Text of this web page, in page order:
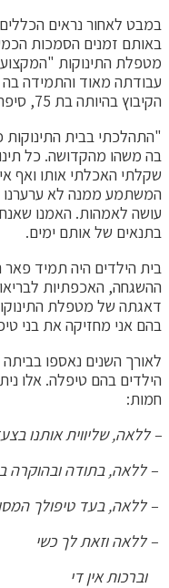
במבט לאחור נראים הכללים
באותם זמנים הסמכות
מטפלת התינוקות
עבודתה מאוד והתמידה בה
הקיבוץ בהיותה בת 75, סיפרה:
"התהלכתי בבית
בה משהו מהקדושה. כל
שקלתי האכלתי אותו ואף
המשתמע ממנה לא ערערנו
עושה לאמהות. האמנו
בתנאים של אותם ימים.
בית הילדים היה תמיד
ההשגחה, האכפתיות
דאגתה של מטפלת
בהם אני מחזיקה את בני
לאורך השנים נאספו
הילדים בהם טיפלה. אלו
חמות:
– ללאה, שליווית אותנו
– ללאה, בתודה ובהוקרה
– ללאה, בעד טיפולך
– ללאה וזאת לך כשי
וברכות אין די